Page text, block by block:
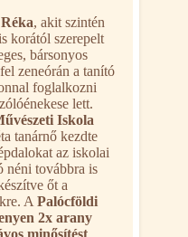
, akit szintén
korától szerepelt
bársonyos
zeneórán a tanító
foglalkozni
lett.
Iskola
tanárnő kezdte
az iskolai
néni továbbra is
őt a
A Palócföldi
2x arany
minősítést